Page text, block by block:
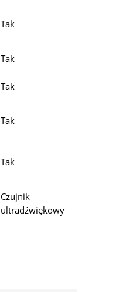
Tak
Tak
Tak
Tak
Tak
Czujnik
ultradźwiękowy